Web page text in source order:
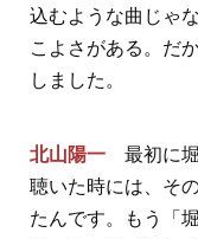
込むような曲じゃ
こよさがある。だ
しました。
北山陽一 最初に
聴いた時には、そ
たんです。もう「